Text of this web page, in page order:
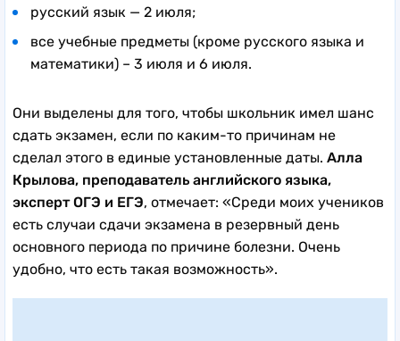
русский язык — 2 июля;
все учебные предметы (кроме русского языка и
математики) – 3 июля и 6 июля.
Они выделены для того, чтобы школьник имел шанс
сдать экзамен, если по каким-то причинам не
сделал этого в единые установленные даты. Алла
Крылова, преподаватель английского языка,
эксперт ОГЭ и ЕГЭ, отмечает: «Среди моих учеников
есть случаи сдачи экзамена в резервный день
основного периода по причине болезни. Очень
удобно, что есть такая возможность».